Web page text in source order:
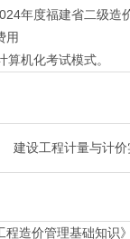
年度福建省二级造
用
机化考试模式。
建设工程计量与计
价管理基础知识